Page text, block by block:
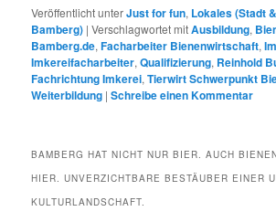
Veröffentlicht unterJust for fun, Lokales (Stadt
Bamberg) |Verschlagwortet mitAusbildung,
Bamberg.de,Facharbeiter Bienenwirtschaft,
Imkereifacharbeiter,Qualifizierung, Reinhold
Fachrichtung Imkerei,Tierwirt Schwerpunkt
Weiterbildung |Schreibe einen Kommentar
BAMBERG HAT NICHT NUR BIER. AUCH
HIER. UNVERZICHTBARE BESTÄUBER EINER
KULTURLANDSCHAFT.